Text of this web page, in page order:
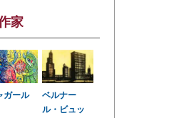
家
ガール
ベルナー
ル・ビュッ